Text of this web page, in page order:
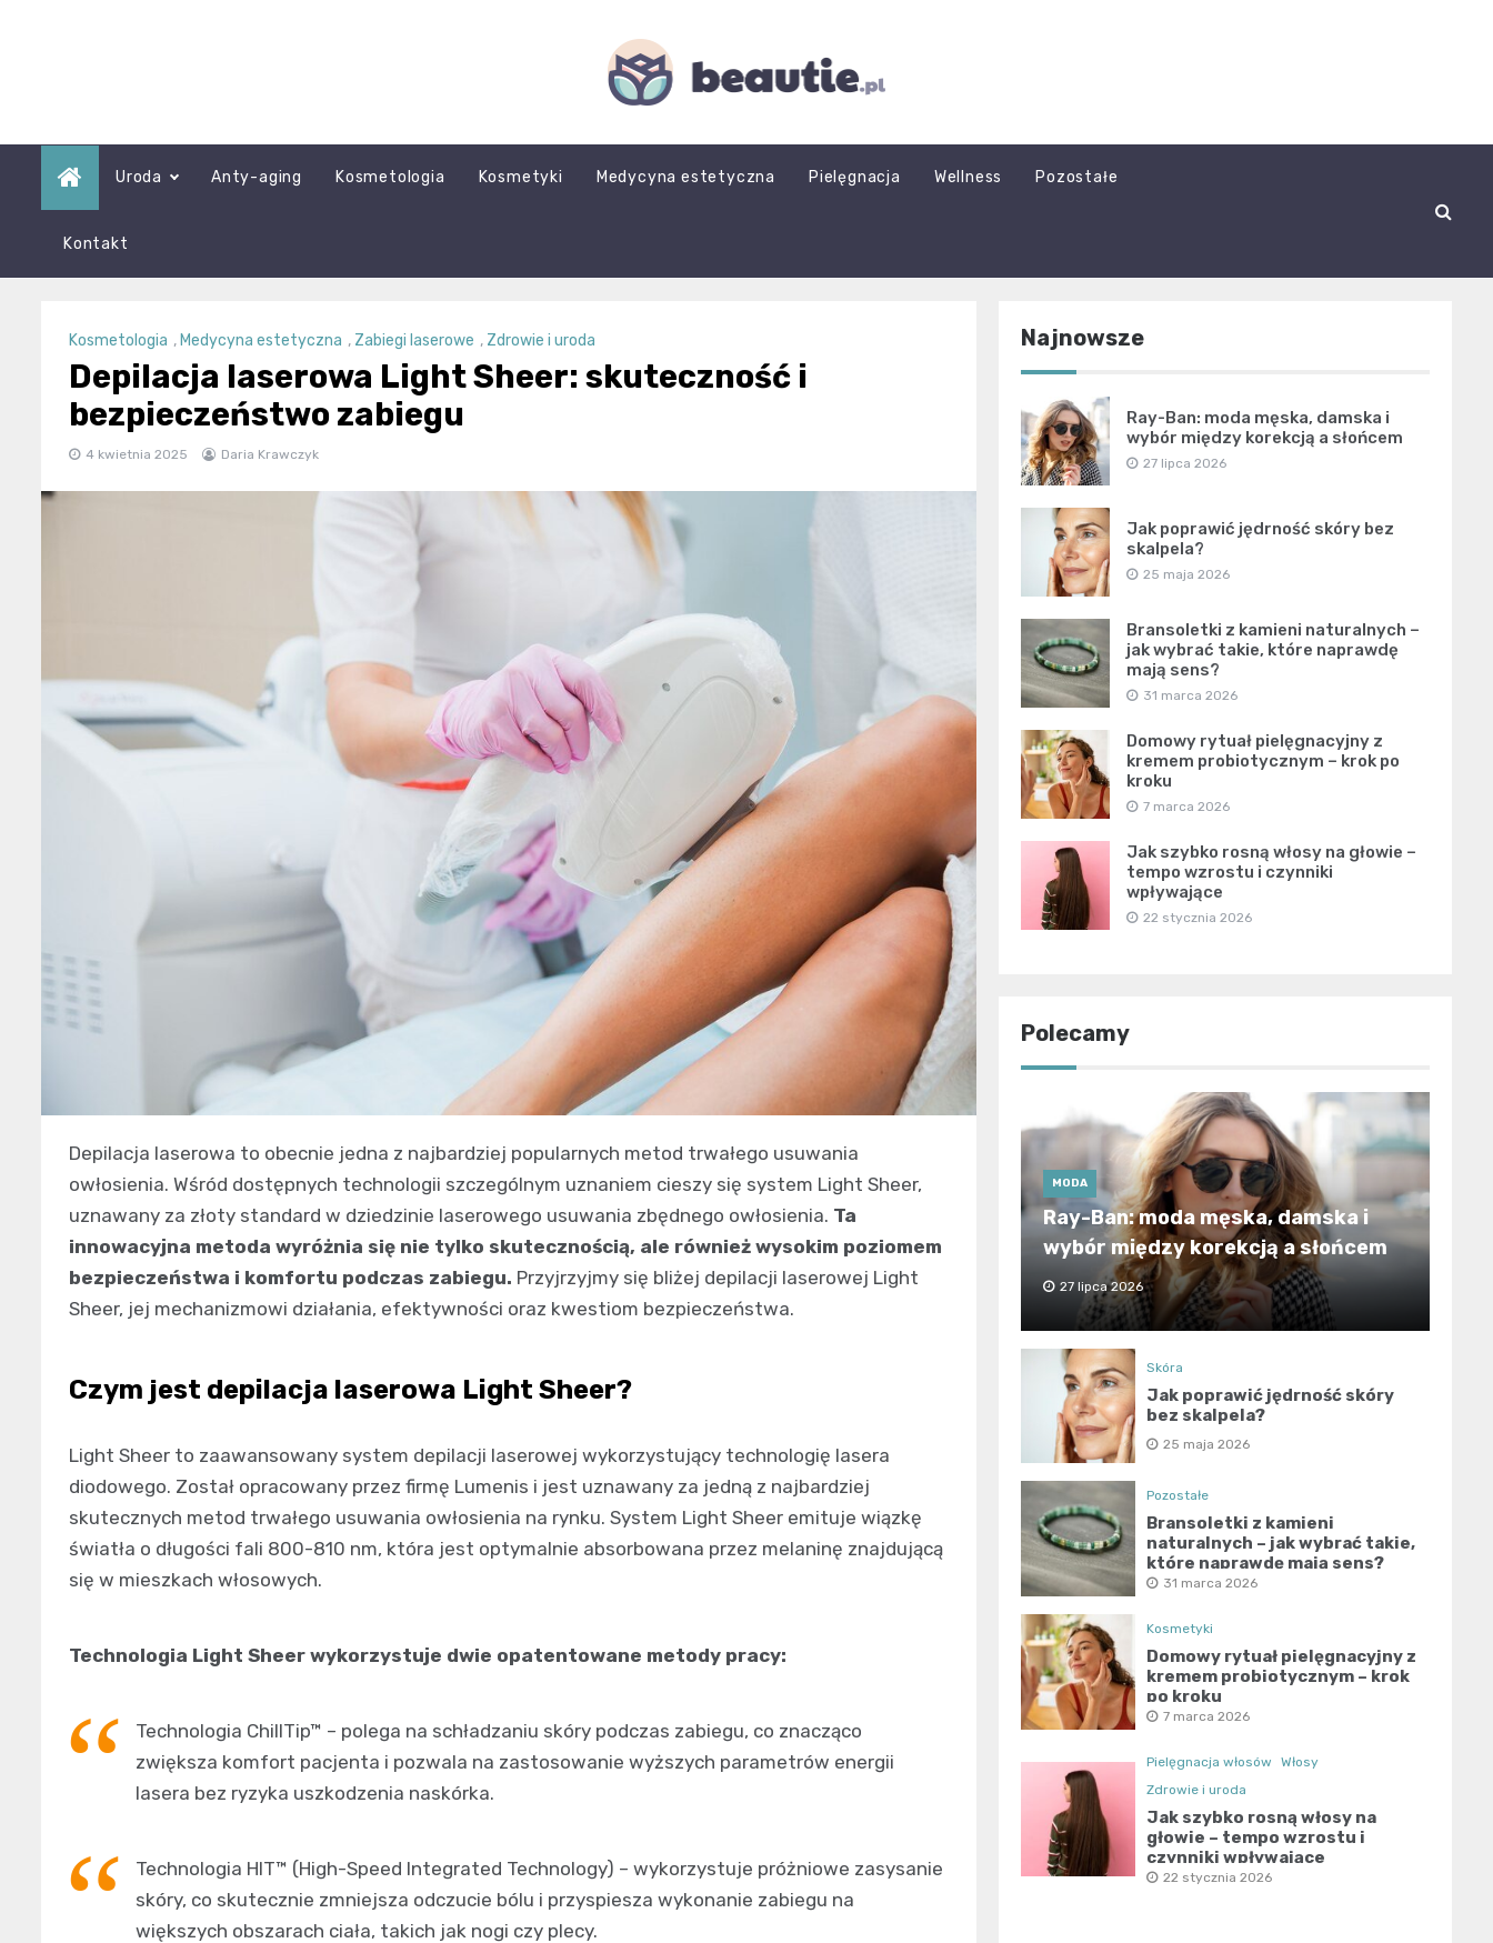
beautie.pl
Uroda Anty-aging Kosmetologia Kosmetyki Medycyna estetyczna Pielęgnacja Wellness Pozostałe
Kontakt
Kosmetologia , Medycyna estetyczna , Zabiegi laserowe , Zdrowie i urodа
Depilacja laserowa Light Sheer: skuteczność i
bezpieczeństwo zabiegu
4 kwietnia 2025 Daria Krawczyk
Depilacja laserowa to obecnie jedna z najbardziej popularnych metod trwałego usuwania
owłosienia. Wśród dostępnych technologii szczególnym uznaniem cieszy się system Light Sheer,
uznawany za złoty standard w dziedzinie laserowego usuwania zbędnego owłosienia. Ta
innowacyjna metoda wyróżnia się nie tylko skutecznością, ale również wysokim poziomem
bezpieczeństwa i komfortu podczas zabiegu. Przyjrzyjmy się bliżej depilacji laserowej Light
Sheer, jej mechanizmowi działania, efektywności oraz kwestiom bezpieczeństwa.
Czym jest depilacja laserowa Light Sheer?
Light Sheer to zaawansowany system depilacji laserowej wykorzystujący technologię lasera
diodowego. Został opracowany przez firmę Lumenis i jest uznawany za jedną z najbardziej
skutecznych metod trwałego usuwania owłosienia na rynku. System Light Sheer emituje wiązkę
światła o długości fali 800-810 nm, która jest optymalnie absorbowana przez melaninę znajdującą
się w mieszkach włosowych.
Technologia Light Sheer wykorzystuje dwie opatentowane metody pracy:
Technologia ChillTip™ – polega na schładzaniu skóry podczas zabiegu, co znacząco
zwiększa komfort pacjenta i pozwala na zastosowanie wyższych parametrów energii
lasera bez ryzyka uszkodzenia naskórka.
Technologia HIT™ (High-Speed Integrated Technology) – wykorzystuje próżniowe zasysanie
skóry, co skutecznie zmniejsza odczucie bólu i przyspiesza wykonanie zabiegu na
większych obszarach ciała, takich jak nogi czy plecy.
Najnowsze
Ray-Ban: moda męska, damska i
wybór między korekcją a słońcem
27 lipca 2026
Jak poprawić jędrność skóry bez
skalpela?
25 maja 2026
Bransoletki z kamieni naturalnych –
jak wybrać takie, które naprawdę
mają sens?
31 marca 2026
Domowy rytuał pielęgnacyjny z
kremem probiotycznym – krok po
kroku
7 marca 2026
Jak szybko rosną włosy na głowie –
tempo wzrostu i czynniki
wpływające
22 stycznia 2026
Polecamy
MODA
Ray-Ban: moda męska, damska i
wybór między korekcją a słońcem
27 lipca 2026
Skóra
Jak poprawić jędrność skóry
bez skalpela?
25 maja 2026
Pozostałe
Bransoletki z kamieni
naturalnych – jak wybrać takie,
które naprawdę mają sens?
31 marca 2026
Kosmetyki
Domowy rytuał pielęgnacyjny z
kremem probiotycznym – krok
po kroku
7 marca 2026
Pielęgnacja włosów
Włosy
Zdrowie i uroda
Jak szybko rosną włosy na
głowie – tempo wzrostu i
czynniki wpływające
22 stycznia 2026